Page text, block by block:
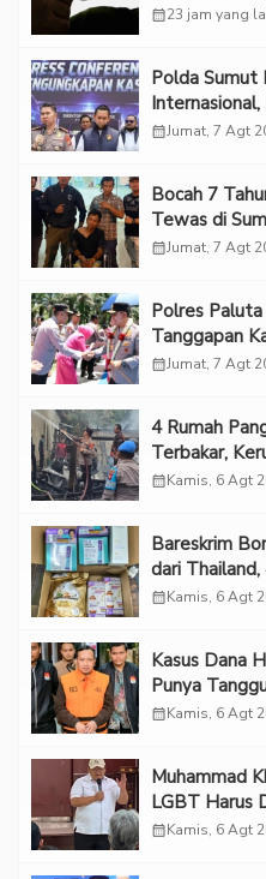
calendar_month23 jam yang
Polda Sumut
calendar_monthJumat, 7 Agt
Bocah 7
Tewas di
Kekerasan
calendar_monthJumat, 7 Agt
Polres
Tanggapan
calendar_monthJumat, 7 Agt
‎4 Rumah
Terbakar,
calendar_monthKamis, 6 Agt
Bareskrim
dari
calendar_monthKamis, 6 Agt
Kasus Dana
Punya
calendar_monthKamis, 6 Agt
Muhammad
LGBT Harus
Melindungi
calendar_monthKamis, 6 Agt